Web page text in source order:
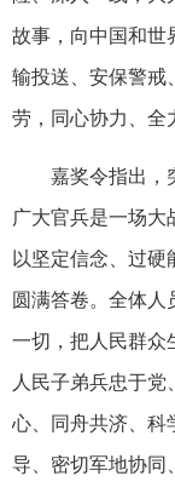
故事，向中国和世
输投送、安保警戒
劳，同心协力、全
嘉奖令指出，
广大官兵是一场大
以坚定信念、过
圆满答卷。全体人
一切，把人民群众
人民子弟兵忠于
心、同舟共济、科
导、密切军地协同